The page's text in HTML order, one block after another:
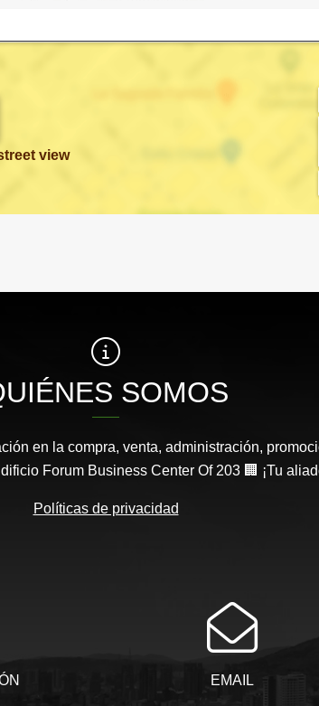
view
SOMOS
en la compra, venta, administración,
Forum Business Center Of 203 🏢 ¡Tu
Políticas de privacidad
EMAIL